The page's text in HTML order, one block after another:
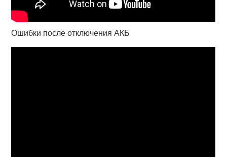
Ошибки после отключения АКБ